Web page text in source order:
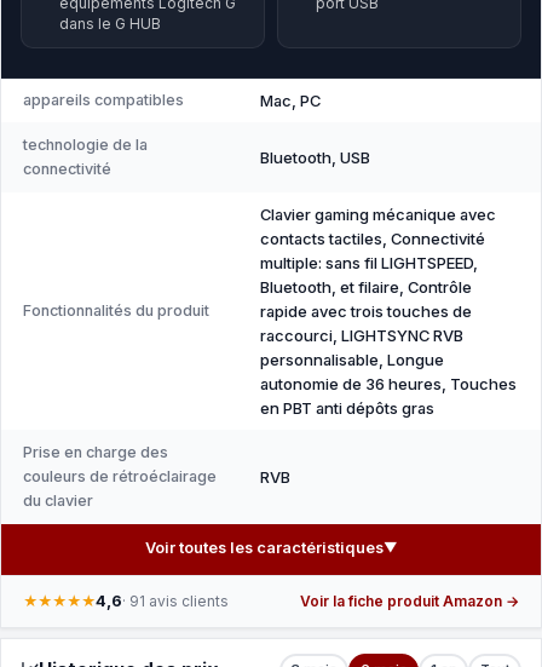
dans le G HUB
appareils compatibles Mac, PC
technologie de la
connectivité
Bluetooth, USB
Fonctionnalités du produit
Clavier gaming mécanique avec
contacts tactiles, Connectivité
multiple: sans fil LIGHTSPEED,
Bluetooth, et filaire, Contrôle
rapide avec trois touches de
raccourci, LIGHTSYNC RVB
personnalisable, Longue
autonomie de 36 heures, Touches
en PBT anti dépôts gras
Prise en charge des
couleurs de rétroéclairage
du clavier
RVB
Voir toutes les caractéristiques▼
★★★★★4,6· 91 avis clients Voir la fiche produit Amazon →